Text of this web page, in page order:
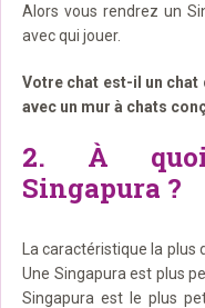
Alors vous rendrez un
avec qui jouer.
Votre chat est-il un chat
avec un mur à chats
2. À quoi
Singapura ?
La caractéristique la plus
Une Singapura est plus
Singapura est le plus